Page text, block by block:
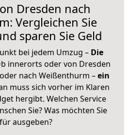
Dresden nach
Vergleichen Sie
sparen Sie Geld
bei jedem Umzug – Die
innerorts oder von Dresden
nach Weißenthurm –ein
muss sich vorher im Klaren
hergibt. Welchen Service
Sie? Was möchten Sie
ausgeben?